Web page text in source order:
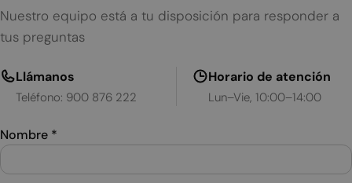
Nuestro equipo está a tu disposición para responder a
tus preguntas
Llámanos
Teléfono: 900 876 222
Horario de atención
Lun–Vie, 10:00–14:00
Nombre *